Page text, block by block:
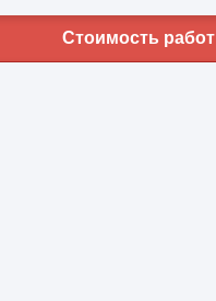
Стоимость работ